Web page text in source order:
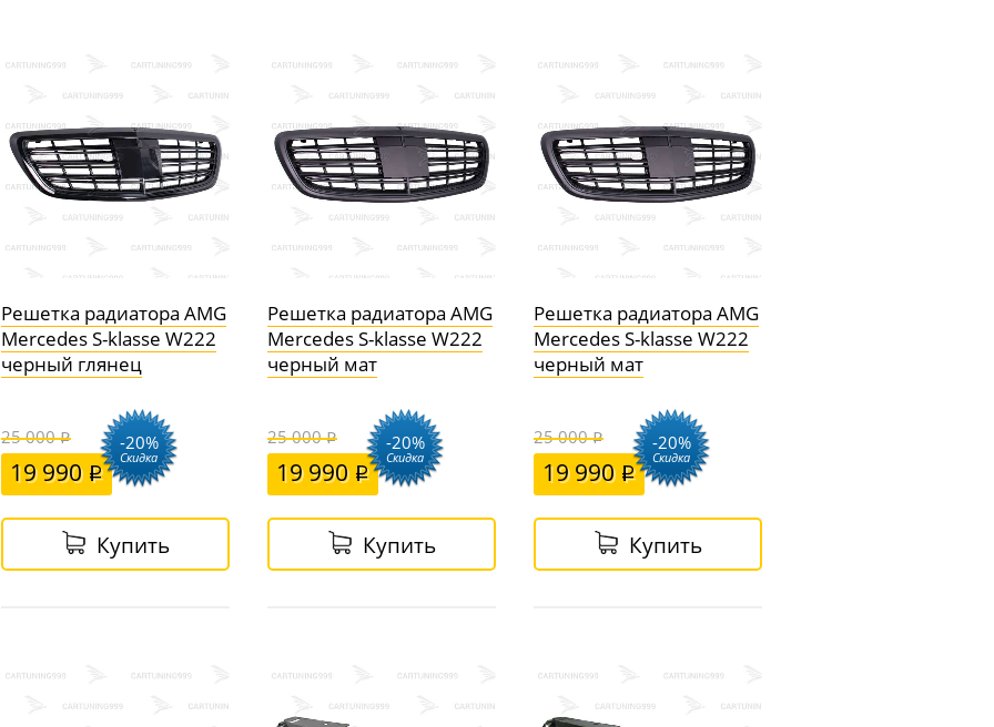
Решетка радиатора AMG
Mercedes S-klasse W222
черный глянец
25 000
19 990
-20%
Скидка
Купить
Решетка радиатора AMG
Mercedes S-klasse W222
черный мат
25 000
19 990
-20%
Скидка
Купить
Решетка радиатора AMG
Mercedes S-klasse W222
черный мат
25 000
19 990
-20%
Скидка
Купить